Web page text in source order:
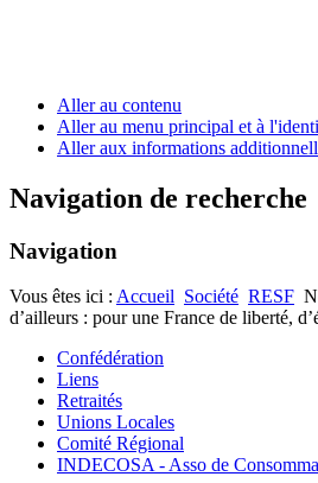
Aller au contenu
Aller au menu principal et à
Aller aux informations
Navigation de recherche
Navigation
Vous êtes ici : Accueil Société RESF
d’ailleurs : pour une France de liberté,
Confédération
Liens
Retraités
Unions Locales
Comité Régional
INDECOSA - Asso de